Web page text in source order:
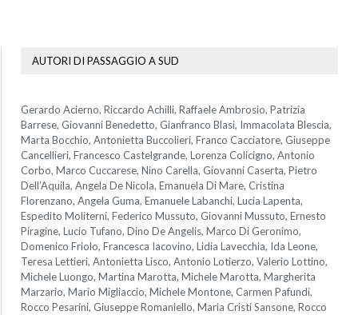
AUTORI DI PASSAGGIO A SUD
Gerardo Acierno, Riccardo Achilli, Raffaele Ambrosio, Patrizia
Barrese, Giovanni Benedetto, Gianfranco Blasi, Immacolata Blescia,
Marta Bocchio, Antonietta Buccolieri, Franco Cacciatore, Giuseppe
Cancellieri, Francesco Castelgrande, Lorenza Colicigno, Antonio
Corbo, Marco Cuccarese, Nino Carella, Giovanni Caserta, Pietro
Dell’Aquila, Angela De Nicola, Emanuela Di Mare, Cristina
Florenzano, Angela Guma, Emanuele Labanchi, Lucia Lapenta,
Espedito Moliterni, Federico Mussuto, Giovanni Mussuto, Ernesto
Piragine, Lucio Tufano, Dino De Angelis, Marco Di Geronimo,
Domenico Friolo, Francesca Iacovino, Lidia Lavecchia, Ida Leone,
Teresa Lettieri, Antonietta Lisco, Antonio Lotierzo, Valerio Lottino,
Michele Luongo, Martina Marotta, Michele Marotta, Margherita
Marzario, Mario Migliaccio, Michele Montone, Carmen Pafundi,
Rocco Pesarini, Giuseppe Romaniello, Maria Cristi Sansone, Rocco